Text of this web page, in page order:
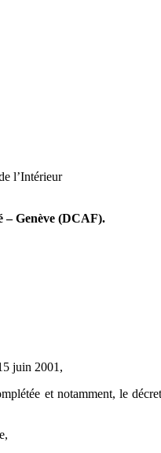
l’Intérieur
– Genève (DCAF).
juin 2001,
et notamment, le